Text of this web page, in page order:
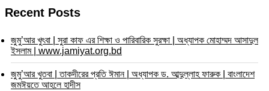
Recent Posts
জুমু’আর খুৎবা | সুরা কাফ এর শিক্ষা ও পারিবারিক সুরক্ষা | অধ্যাপক মোহাম্মদ আসাদুল
ইসলাম | www.jamiyat.org.bd
জুমু’আর খুতবা | তাকদীরের প্রতি ঈমান | অধ্যাপক ড. আব্দুল্লাহ ফারুক | বাংলাদেশ
জমঈয়তে আহলে হাদীস